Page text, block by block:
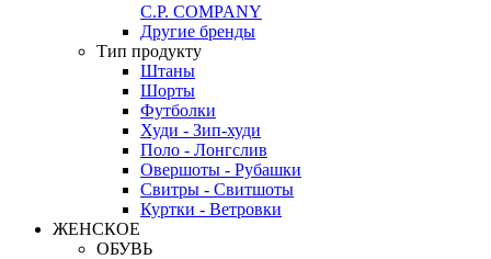
C.P. COMPANY
Другие бренды
Тип продукту
Штаны
Шорты
Футболки
Худи - Зип-худи
Поло - Лонгслив
Овершоты - Рубашки
Свитры - Свитшоты
Куртки - Ветровки
ЖЕНСКОЕ
ОБУВЬ